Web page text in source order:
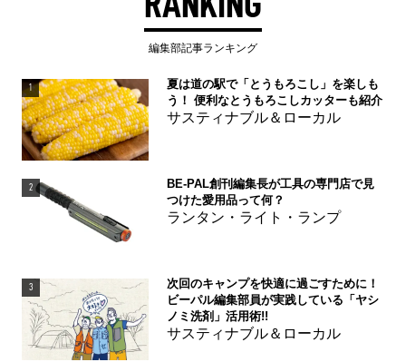
編集部記事ランキング
1
夏は道の駅で「とうもろこし」を楽しも
う！ 便利なとうもろこしカッターも紹介
サスティナブル＆ローカル
2
BE-PAL創刊編集長が工具の専門店で見
つけた愛用品って何？
ランタン・ライト・ランプ
3
次回のキャンプを快適に過ごすために！
ビーパル編集部員が実践している「ヤシ
ノミ洗剤」活用術!!
サスティナブル＆ローカル